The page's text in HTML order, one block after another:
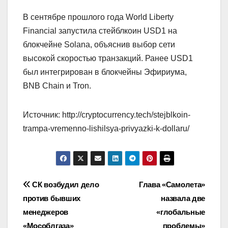
В сентябре прошлого года World Liberty
Financial запустила стейблкоин USD1 на
блокчейне Solana, объяснив выбор сети
высокой скоростью транзакций. Ранее USD1
был интегрирован в блокчейны Эфириума,
BNB Chain и Tron.
Источник: http://cryptocurrency.tech/stejblkoin-
trampa-vremenno-lishilsya-privyazki-k-dollaru/
Навигация
по
Глава «Самолета»
назвала две
«глобальные
проблемы»
СК возбудил дело
против бывших
менеджеров
«Мособлгаза»